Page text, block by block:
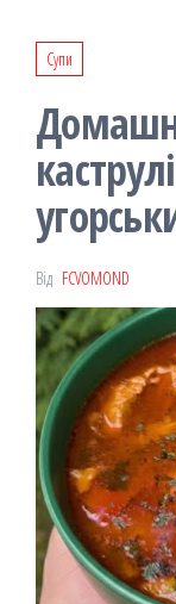
Супи
Від FCVOMOND